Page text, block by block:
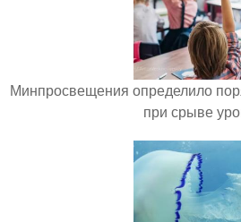
Минпросвещения определило
при срыве